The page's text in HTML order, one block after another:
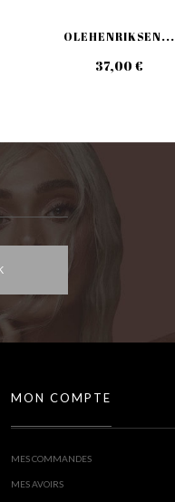
OLEHENRIKSEN...
37,00 €
MON COMPTE
MES COMMANDES
MES AVOIRS